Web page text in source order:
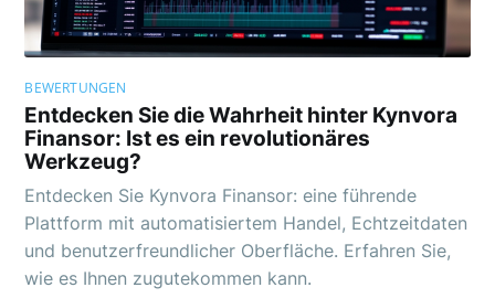
BEWERTUNGEN
Entdecken Sie die Wahrheit hinter Kynvora
Finansor: Ist es ein revolutionäres
Werkzeug?
Entdecken Sie Kynvora Finansor: eine führende
Plattform mit automatisiertem Handel, Echtzeitdaten
und benutzerfreundlicher Oberfläche. Erfahren Sie,
wie es Ihnen zugutekommen kann.